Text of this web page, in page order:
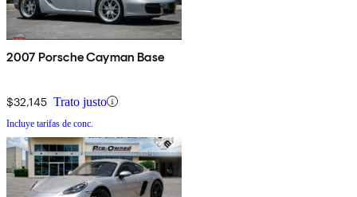
2007 Porsche Cayman Base
$32,145 Trato justo
Incluye tarifas de conc.